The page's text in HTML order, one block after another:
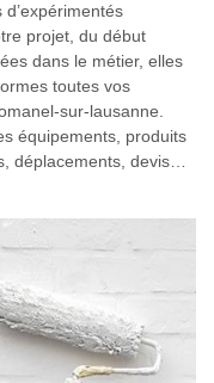
projet, du début
dans le métier, elles
toutes vos
sur-lausanne.
équipements, produits
déplacements, devis…